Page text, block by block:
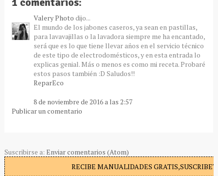
Valery Photo dijo...
El mundo de los jabones caseros, ya sean en pastillas,
para lavavajillas o la lavadora siempre me ha encantado,
será que es lo que tiene llevar años en el servicio técnico
de este tipo de electrodomésticos, y en esta entrada lo
explicas genial. Más o menos es como mi receta. Probaré
estos pasos también :D Saludos!!
ReparEco
8 de noviembre de 2016 a las 2:57
Publicar un comentario
Suscribirse a: Enviar comentarios (Atom)
RECIBE MANUALIDADES